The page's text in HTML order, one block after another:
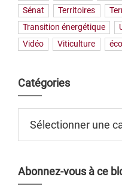
Sénat
Territoires
Transition énergétique
Vidéo
Viticulture
Catégories
Abonnez-vous à ce